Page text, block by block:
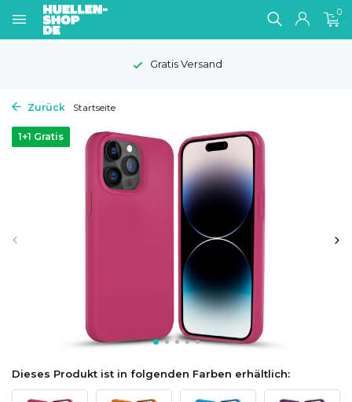
0
Gratis Versand
Zurück Startseite
1+1 Gratis
Dieses Produkt ist in folgenden Farben erhältlich: